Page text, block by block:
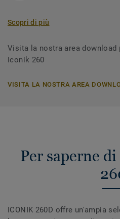
Scopri di più
Visita la nostra area
Iconik 260
VISITA LA NOSTRA AREA
Per saperne
ICONIK 260D offre un'ampia